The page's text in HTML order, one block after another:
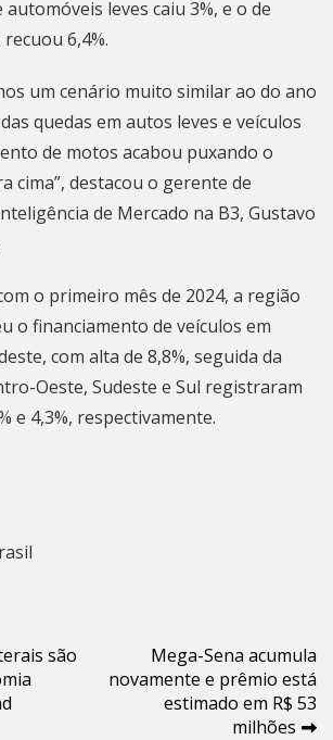
leves caiu 3%, e o de
6,4%.
um cenário muito similar ao do ano
quedas em autos leves e veículos
de motos acabou puxando o
cima”, destacou o gerente de
de Mercado na B3, Gustavo
o primeiro mês de 2024, a região
o financiamento de veículos em
com alta de 8,8%, seguida da
Oeste, Sudeste e Sul registraram
e 4,3%, respectivamente.
são
Mega-Sena acumula
novamente e prêmio está
estimado em R$ 53
milhões